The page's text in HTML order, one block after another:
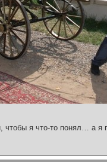
чтобы я что-то понял… а